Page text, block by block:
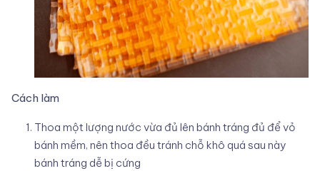
Cách làm
Thoa một lượng nước vừa đủ lên bánh tráng đủ để vỏ
bánh mềm, nên thoa đều tránh chỗ khô quá sau này
bánh tráng dễ bị cứng